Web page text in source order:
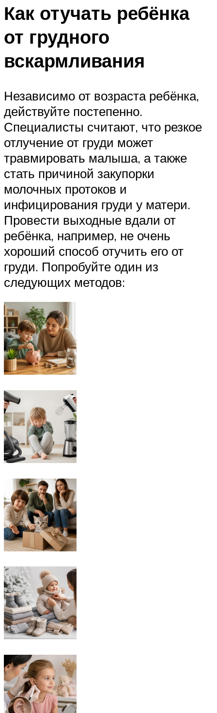
Как отучать ребёнка
от грудного
вскармливания
Независимо от возраста ребёнка,
действуйте постепенно.
Специалисты считают, что резкое
отлучение от груди может
травмировать малыша, а также
стать причиной закупорки
молочных протоков и
инфицирования груди у матери.
Провести выходные вдали от
ребёнка, например, не очень
хороший способ отучить его от
груди. Попробуйте один из
следующих методов: